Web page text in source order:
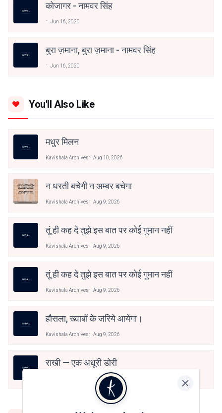
कोजागर - नामवर सिंह
Jun 16, 2020
बुरा ज़माना, बुरा ज़माना - नामवर सिंह
Jun 16, 2020
You'll Also Like
मधुर मिलन
Kavishala Archives Aug 10, 2026
न धरती बचेगी न अम्बर बचेगा
Kavishala Archives Aug 9, 2026
तूं ही कह दे तुझे इस बात पर कोई गुमान नहीं
Kavishala Archives Aug 9, 2026
तूं ही कह दे तुझे इस बात पर कोई गुमान नहीं
Kavishala Archives Aug 9, 2026
हौसला, ख्वाबों के जरिये आयेगा।
Kavishala Archives Aug 9, 2026
राखी — एक अधूरी डोरी
Aug 9, 2026